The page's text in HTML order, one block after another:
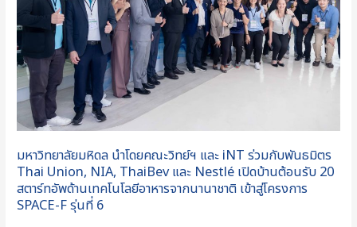
Show
2025
ครั้ง
ที่
3
มหาวิทยาลัยมหิดล นำโดยคณะวิทย์ฯ และ iNT ร่วมกับพันธมิตร
Thai Union, NIA, ThaiBev และ Nestlé เปิดบ้านต้อนรับ 20
สตาร์ทอัพด้านเทคโนโลยีอาหารจากนานาชาติ เข้าสู่โครงการ
SPACE-F รุ่นที่ 6
วิทย์ฯ
และ
iNT
ร่วม
กับ
พันธมิตร
Union,
NIA,
ThaiBev